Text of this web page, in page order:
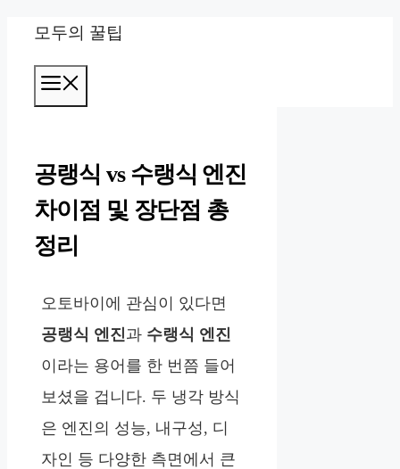
모두의 꿀팁
공랭식 vs 수랭식 엔진
차이점 및 장단점 총
정리
오토바이에 관심이 있다면
공랭식 엔진과 수랭식 엔진
이라는 용어를 한 번쯤 들어
보셨을 겁니다. 두 냉각 방식
은 엔진의 성능, 내구성, 디
자인 등 다양한 측면에서 큰